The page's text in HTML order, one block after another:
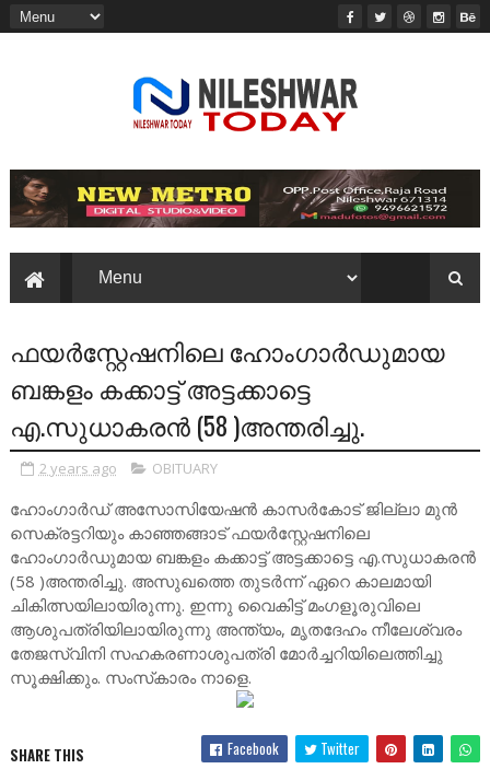
ഫയര്‍‌സ്റ്റേഷനിലെ ഹോംഗാര്‍ഡുമായ
ബങ്കളം കക്കാട്ട് അട്ടക്കാട്ടെ
എ.സുധാകരന്‍ (58 )അന്തരിച്ചു.
2 years ago OBITUARY
ഹോംഗാര്‍ഡ്‌ അസോസിയേഷന്‍ കാസര്‍കോട്‌ ജില്ലാ മുന്‍
സെക്രട്ടറിയും കാഞ്ഞങ്ങാട്‌ ഫയര്‍‌സ്റ്റേഷനിലെ
ഹോംഗാര്‍ഡുമായ ബങ്കളം കക്കാട്ട് അട്ടക്കാട്ടെ എ.സുധാകരന്‍
(58 )അന്തരിച്ചു. അസുഖത്തെ തുടര്‍ന്ന്‌ ഏറെ കാലമായി
ചികിത്സയിലായിരുന്നു. ഇന്നു വൈകിട്ട്‌ മംഗളൂരുവിലെ
ആശുപത്രിയിലായിരുന്നു അന്ത്യം, മൃതദേഹം നീലേശ്വരം
തേജസ്വിനി സഹകരണാശുപത്രി മോര്‍ച്ചറിയിലെത്തിച്ചു
സൂക്ഷിക്കും. സംസ്‌കാരം നാളെ.
SHARE THIS Facebook Twitter